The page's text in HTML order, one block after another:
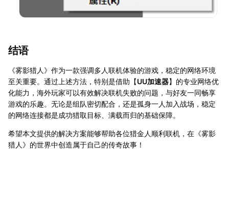
结语
《雾影猎人》作为一款强调多人联机体验的游戏，稳定的网络环境
至关重要。通过上述方法，特别是借助【UU加速器】的专业网络优
化能力，海外玩家可以有效解决联机失败的问题，与好友一同畅享
游戏的乐趣。无论是组队密切配合，还是孤身一人加入战场，稳定
的网络连接都是成功猎取目标、满载而归的基础保障。
希望本文提供的解决方案能够帮助各位猎金人顺利联机，在《雾影
猎人》的世界中创造属于自己的传奇故事！